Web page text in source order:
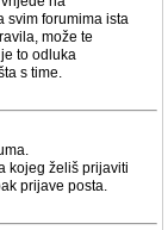
svim forumima ista
može te
to odluka
s time.
kojeg želiš prijaviti
prijave posta.